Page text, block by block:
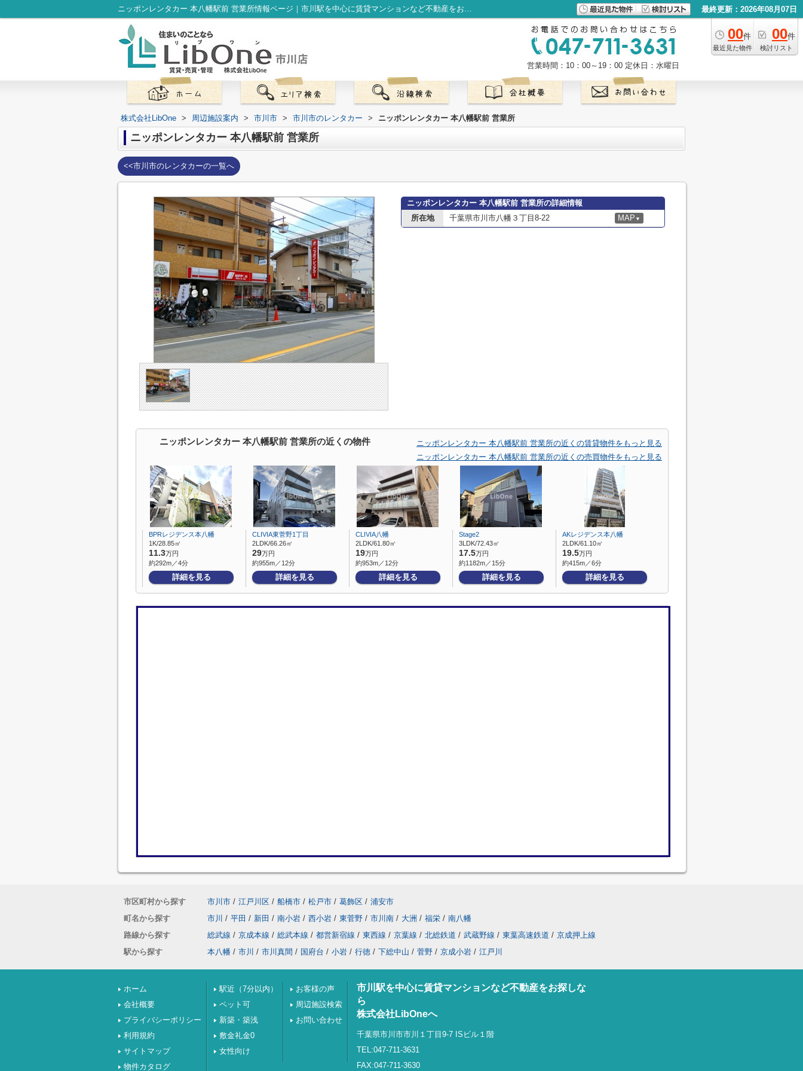
ニッポンレンタカー 本八幡駅前 営業所情報ページ｜市川駅を中心に賃貸マンションなど不動産をお探しなら株式会社LibOneへ 最終更新：2026年08月07日
00件
最近見た物件
00件
検討リスト
営業時間：10：00～19：00 定休日：水曜日
株式会社LibOne > 周辺施設案内 > 市川市 > 市川市のレンタカー > ニッポンレンタカー 本八幡駅前 営業所
ニッポンレンタカー 本八幡駅前 営業所
<<市川市のレンタカーの一覧へ
ニッポンレンタカー 本八幡駅前 営業所の詳細情報
所在地
千葉県市川市八幡３丁目8-22 MAP ▼
ニッポンレンタカー 本八幡駅前 営業所の近くの物件
ニッポンレンタカー 本八幡駅前 営業所の近くの賃貸物件をもっと見る
ニッポンレンタカー 本八幡駅前 営業所の近くの売買物件をもっと見る
BPRレジデンス本八幡
1K/28.85㎡
11.3万円
約292m／4分
詳細を見る
CLIVIA東菅野1丁目
2LDK/66.26㎡
29万円
約955m／12分
詳細を見る
CLIVIA八幡
2LDK/61.80㎡
19万円
約953m／12分
詳細を見る
Stage2
3LDK/72.43㎡
17.5万円
約1182m／15分
詳細を見る
AKレジデンス本八幡
2LDK/61.10㎡
19.5万円
約415m／6分
詳細を見る
市区町村から探す 市川市 / 江戸川区 / 船橋市 / 松戸市 / 葛飾区 / 浦安市
町名から探す
市川 / 平田 / 新田 / 南小岩 / 西小岩 / 東菅野 / 市川南 / 大洲 / 福栄 / 南八幡
路線から探す
総武線 / 京成本線 / 総武本線 / 都営新宿線 / 東西線 / 京葉線 / 北総鉄道 / 武蔵野線 / 東葉高速鉄道 / 京成押上線
駅から探す
本八幡 / 市川 / 市川真間 / 国府台 / 小岩 / 行徳 / 下総中山 / 菅野 / 京成小岩 / 江戸川
ホーム
会社概要
プライバシーポリシー
利用規約
サイトマップ
物件カタログ
駅近（7分以内）
ペット可
新築・築浅
敷金礼金0
女性向け
お客様の声
周辺施設検索
お問い合わせ
市川駅を中心に賃貸マンションなど不動産をお探しな
ら
株式会社LibOneへ
千葉県市川市市川１丁目9-7 ISビル１階
TEL:047-711-3631
FAX:047-711-3630